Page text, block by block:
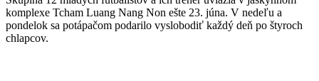
komplexe Tcham Luang Nang Non ešte 23. júna. V nedeľu a
pondelok sa potápačom podarilo vyslobodiť každý deň po štyroch
chlapcov.